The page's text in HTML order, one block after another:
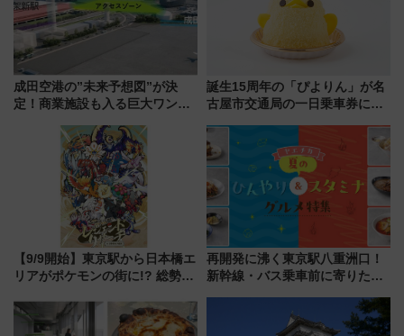
成田空港の”未来予想図”が決
定！商業施設も入る巨大ワンタ
で新型特急が品川･羽田とを結
ぶ！ JR空港駅は2面3線化！
誕生15周年の「ぴよりん」が名
古屋市交通局の一日乗車券に！
定1万5000枚】
【9/9開始】東京駅から日本橋エ
リアがポケモンの街に!? 総勢
リサーチ」本格謎解き・グッズ
情報まとめ
再開発に沸く東京駅八重洲口！
新幹線・バス乗車前に寄りたい
やり＆スタミナグルメ」6選【新